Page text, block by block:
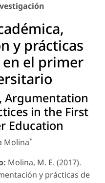
y prácticas
en el primer
Argumentation
in the First
Education
Molina*
Molina, M. E. (2017).
y prácticas de